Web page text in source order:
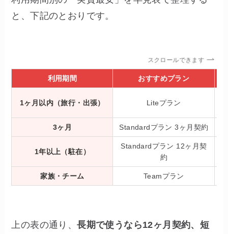
と、下記のとおりです。
スクロールできます
利用期間 おすすめプラン
1ヶ月以内（旅行・出張） Liteプラン
3ヶ月 Standardプラン 3ヶ月契約
1年以上（駐在）
Standardプラン 12ヶ月契
約
家族・チーム Teamプラン
上の表の通り、長期で使うなら12ヶ月契約、短